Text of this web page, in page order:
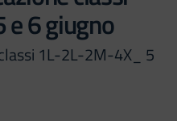
6 giugno
1L-2L-2M-4X_ 5